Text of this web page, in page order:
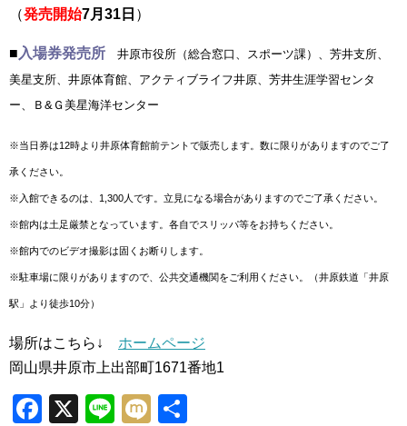
（発売開始7月31日 ）
■ 入場券発売所 井原市役所（総合窓口、スポーツ課）、芳井支所、
美星支所、井原体育館、アクティブライフ井原、芳井生涯学習センタ
ー、Ｂ& Ｇ美星海洋センター
※当日券は12時より井原体育館前テントで販売します。数に限りがありますのでご了
承ください。
※入館できるのは、1,300人です。立見になる場合がありますのでご了承ください。
※館内は土足厳禁となっています。各自でスリッパ等をお持ちください。
※館内でのビデオ撮影は固くお断りします。
※駐車場に限りがありますので、公共交通機関をご利用ください。（井原鉄道「井原
駅」より徒歩10分）
場所はこちら↓ ホームページ
岡山県井原市上出部町1671番地1
Facebook
X LineMixi